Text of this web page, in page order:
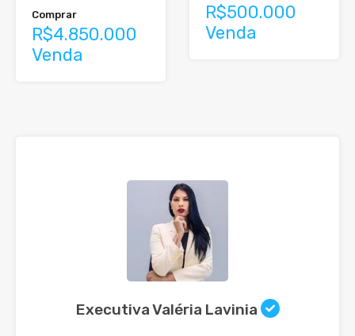
Comprar
R$4.850.000
Venda
R$500.000
Venda
Executiva Valéria Lavinia